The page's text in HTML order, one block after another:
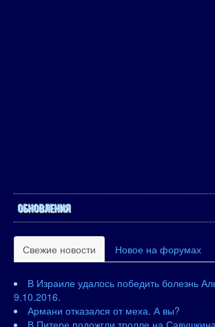
ОБНОВЛЕНИЯ
Свежие новости Новое на форумах
В Израиле удалось победить болезнь
9.10.2016.
Армани отказался от меха. А вы?
В Питере подожгли тролле на